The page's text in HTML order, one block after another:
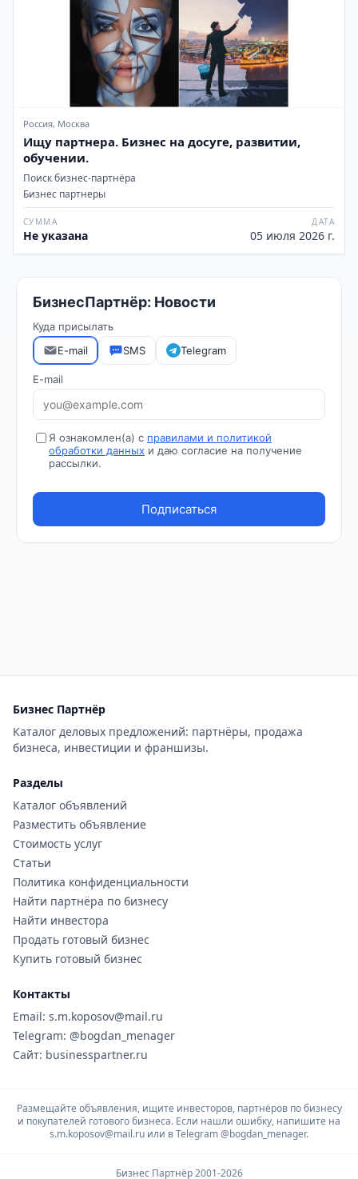
Россия, Москва
Ищу партнера. Бизнес на досуге, развитии,
обучении.
Поиск бизнес-партнёра
Бизнес партнеры
СУММА
Не указана
ДАТА
05 июля 2026 г.
Бизнес Партнёр
Каталог деловых предложений: партнёры, продажа
бизнеса, инвестиции и франшизы.
Разделы
Каталог объявлений
Разместить объявление
Стоимость услуг
Статьи
Политика конфиденциальности
Найти партнёра по бизнесу
Найти инвестора
Продать готовый бизнес
Купить готовый бизнес
Контакты
Email: s.m.koposov@mail.ru
Telegram: @bogdan_menager
Сайт: businesspartner.ru
Размещайте объявления, ищите инвесторов, партнёров по бизнесу
и покупателей готового бизнеса. Если нашли ошибку, напишите на
s.m.koposov@mail.ru или в Telegram@bogdan_menager.
Бизнес Партнёр 2001-2026